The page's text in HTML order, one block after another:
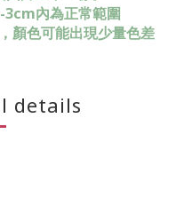
內為正常範圍
顏色可能出現少量色差
details